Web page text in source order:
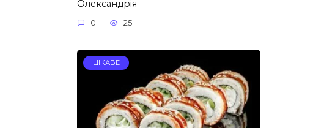
Олександрія
0 25
ЦІКАВЕ